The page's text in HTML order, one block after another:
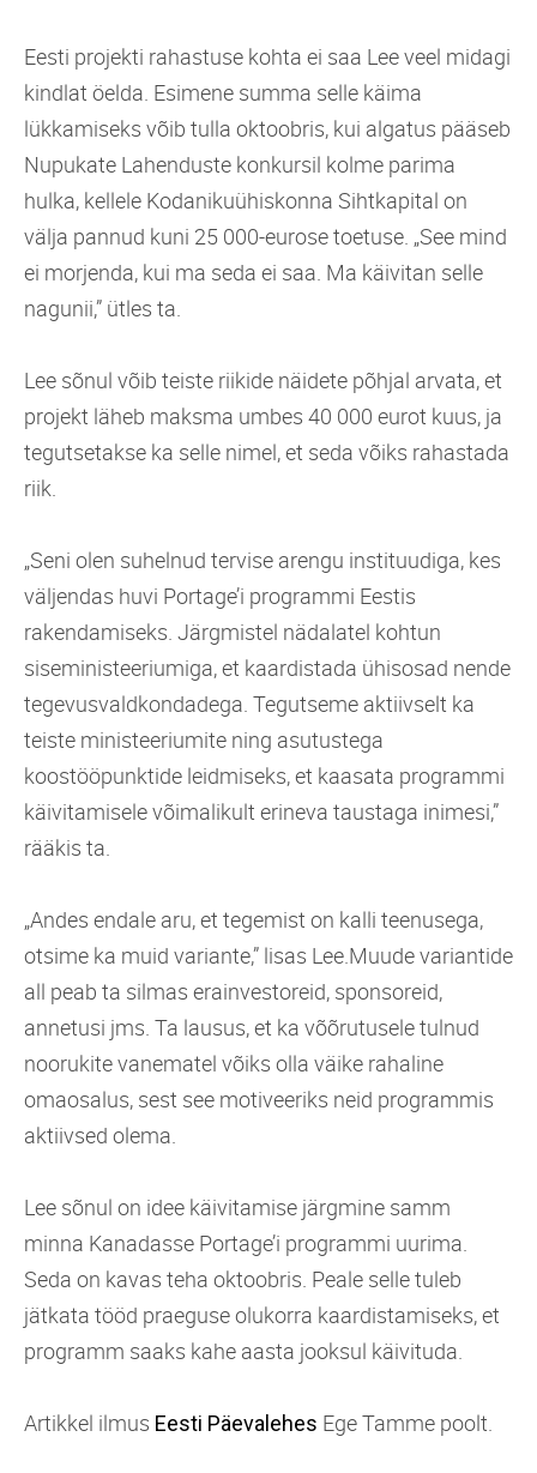
Eesti projekti rahastuse kohta ei saa Lee veel midagi
kindlat öelda. Esimene summa selle käima
lükkamiseks võib tulla oktoobris, kui algatus pääseb
Nupukate Lahenduste konkursil kolme parima
hulka, kellele Kodanikuühiskonna Sihtkapital on
välja pannud kuni 25 000-eurose toetuse. „See mind
ei morjenda, kui ma seda ei saa. Ma käivitan selle
nagunii,” ütles ta.
Lee sõnul võib teiste riikide näidete põhjal arvata, et
projekt läheb maksma umbes 40 000 eurot kuus, ja
tegutsetakse ka selle nimel, et seda võiks rahastada
riik.
„Seni olen suhelnud tervise arengu instituudiga, kes
väljendas huvi Portage’i programmi Eestis
rakendamiseks. Järgmistel nädalatel kohtun
siseministeeriumiga, et kaardistada ühisosad nende
tegevusvaldkondadega. Tegutseme aktiivselt ka
teiste ministeeriumite ning asutustega
koostööpunktide leidmiseks, et kaasata programmi
käivitamisele võimalikult erineva taustaga inimesi,”
rääkis ta.
„Andes endale aru, et tegemist on kalli teenusega,
otsime ka muid variante,” lisas Lee.Muude variantide
all peab ta silmas erainvestoreid, sponsoreid,
annetusi jms. Ta lausus, et ka võõrutusele tulnud
noorukite vanematel võiks olla väike rahaline
omaosalus, sest see motiveeriks neid programmis
aktiivsed olema.
Lee sõnul on idee käivitamise järgmine samm
minna Kanadasse Portage’i programmi uurima.
Seda on kavas teha oktoobris. Peale selle tuleb
jätkata tööd praeguse olukorra kaardistamiseks, et
programm saaks kahe aasta jooksul käivituda.
Artikkel ilmus Eesti Päevalehes Ege Tamme poolt.